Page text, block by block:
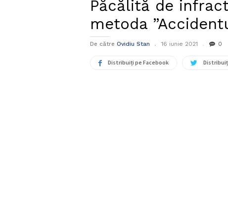
Păcălită de
metoda
De către Ovidiu Stan 16 iunie 2021 0
Distribuiți pe Facebook